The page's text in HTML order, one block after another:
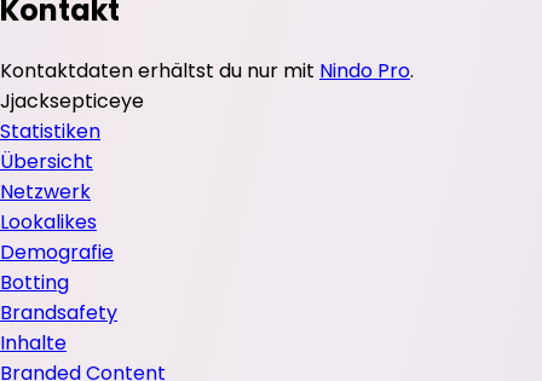
Kontakt
Kontaktdaten erhältst du nur mit Nindo Pro.
Jjacksepticeye
Statistiken
Übersicht
Netzwerk
Lookalikes
Demografie
Botting
Brandsafety
Inhalte
Branded Content